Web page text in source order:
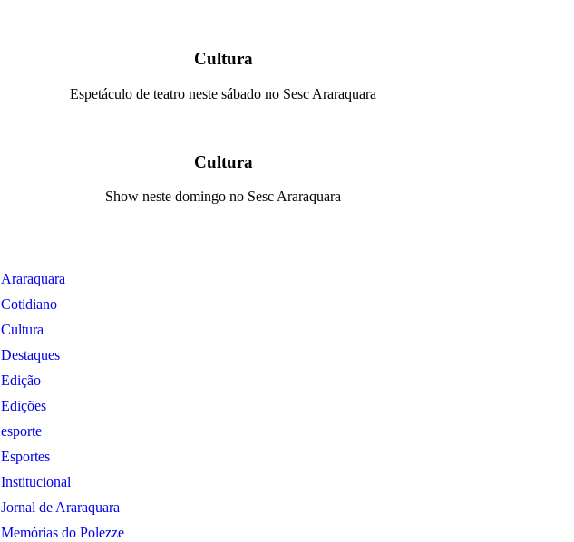
Cultura
Espetáculo de teatro neste sábado no Sesc Araraquara
Cultura
Show neste domingo no Sesc Araraquara
Araraquara
Cotidiano
Cultura
Destaques
Edição
Edições
esporte
Esportes
Institucional
Jornal de Araraquara
Memórias do Polezze